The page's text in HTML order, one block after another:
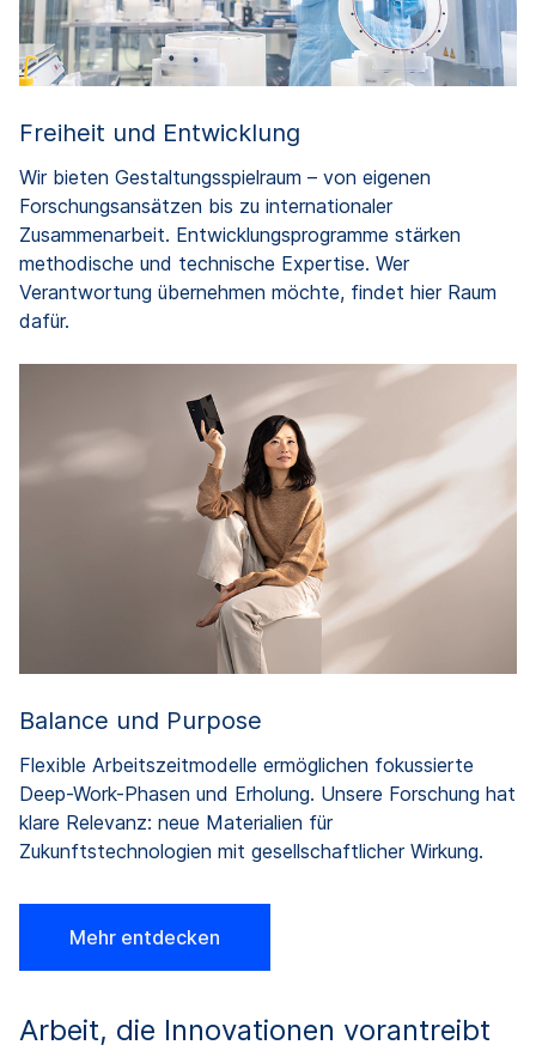
Freiheit und Entwicklung
Wir bieten Gestaltungsspielraum – von eigenen
Forschungsansätzen bis zu internationaler
Zusammenarbeit. Entwicklungsprogramme stärken
methodische und technische Expertise. Wer
Verantwortung übernehmen möchte, findet hier Raum
dafür.
Balance und Purpose
Flexible Arbeitszeitmodelle ermöglichen fokussierte
Deep-Work-Phasen und Erholung. Unsere Forschung hat
klare Relevanz: neue Materialien für
Zukunftstechnologien mit gesellschaftlicher Wirkung.
Mehr entdecken
Arbeit, die Innovationen vorantreibt